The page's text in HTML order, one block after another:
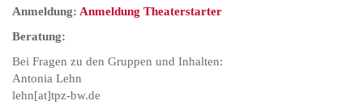
Anmeldung: Anmeldung Theaterstarter
Beratung:
Bei Fragen zu den Gruppen und Inhalten:
Antonia Lehn
lehn[at]tpz-bw.de